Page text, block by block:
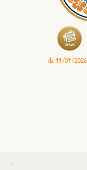
du 17/07/2026